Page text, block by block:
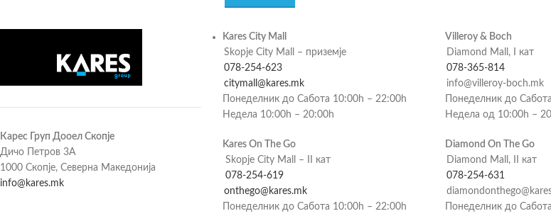
Карес Груп Дооел Скопје
Дичо Петров 3А
1000 Скопје, Северна Македонија
info@kares.mk
Kares City Mall
Skopje City Mall – приземје
078-254-623
citymall@kares.mk
Понеделник до Сабота 10:00h – 22:00h
Недела 10:00h – 20:00h
Kares On The Go
Skopje City Mall – II кат
078-254-619
onthego@kares.mk
Понеделник до Сабота 10:00h – 22:00h
Villeroy & Boch
Diamond Mall, I кат
078-365-814
info@villeroy-boch.mk
Понеделник до
Недела од 10:00h –
Diamond On The Go
Diamond Mall, II кат
078-254-631
Понеделник до